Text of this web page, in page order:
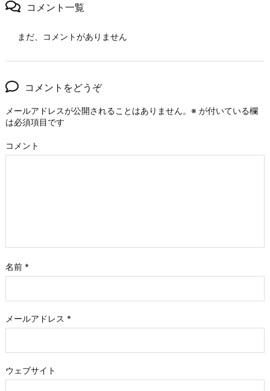
コメント一覧
まだ、コメントがありません
コメントをどうぞ
メールアドレスが公開されることはありません。 ※ が付いている欄
は必須項目です
コメント
名前 *
メールアドレス *
ウェブサイト